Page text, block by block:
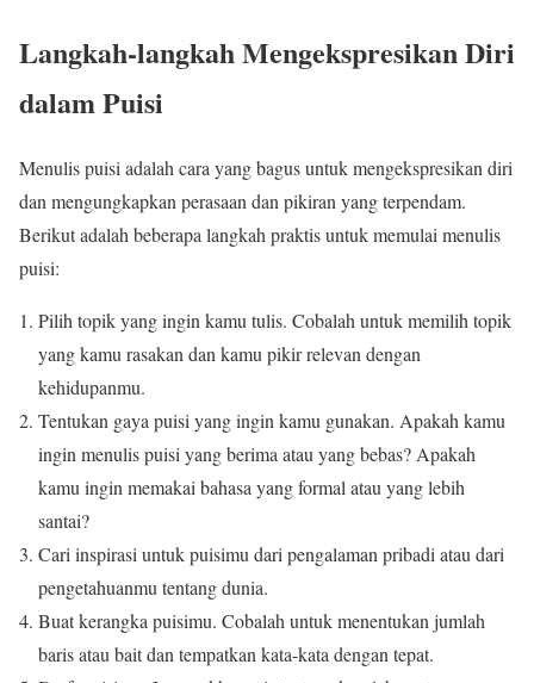
Langkah-langkah Mengekspresikan Diri
dalam Puisi
Menulis puisi adalah cara yang bagus untuk mengekspresikan diri
dan mengungkapkan perasaan dan pikiran yang terpendam.
Berikut adalah beberapa langkah praktis untuk memulai menulis
puisi:
Pilih topik yang ingin kamu tulis. Cobalah untuk memilih topik
yang kamu rasakan dan kamu pikir relevan dengan
kehidupanmu.
Tentukan gaya puisi yang ingin kamu gunakan. Apakah kamu
ingin menulis puisi yang berima atau yang bebas? Apakah
kamu ingin memakai bahasa yang formal atau yang lebih
santai?
Cari inspirasi untuk puisimu dari pengalaman pribadi atau dari
pengetahuanmu tentang dunia.
Buat kerangka puisimu. Cobalah untuk menentukan jumlah
baris atau bait dan tempatkan kata-kata dengan tepat.